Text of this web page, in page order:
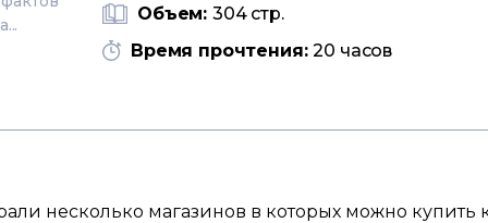
Объем: 304 стр.
Время прочтения: 20 часов
несколько магазинов в которых можно купить